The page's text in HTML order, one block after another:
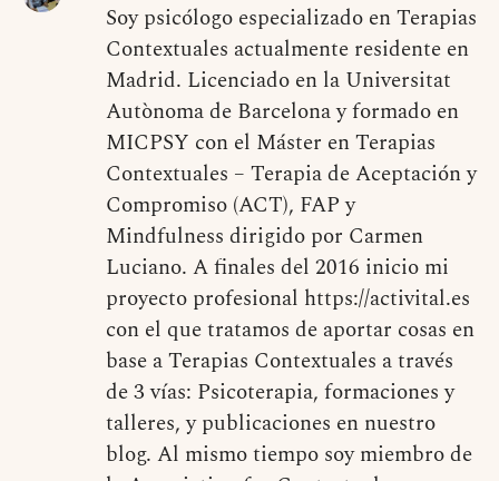
Soy psicólogo especializado en Terapias
Contextuales actualmente residente en
Madrid. Licenciado en la Universitat
Autònoma de Barcelona y formado en
MICPSY con el Máster en Terapias
Contextuales – Terapia de Aceptación y
Compromiso (ACT), FAP y
Mindfulness dirigido por Carmen
Luciano. A finales del 2016 inicio mi
proyecto profesional https://activital.es
con el que tratamos de aportar cosas en
base a Terapias Contextuales a través
de 3 vías: Psicoterapia, formaciones y
talleres, y publicaciones en nuestro
blog. Al mismo tiempo soy miembro de